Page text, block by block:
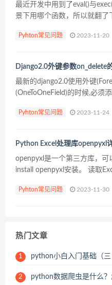
最近开发中用到了eval()与
景下用哪个函数，所以就翻了
达式的值。也就是说它要执...
Pyhton常见问题 2023-11-20
Django2.0外键参数on_delete
最新的django2.0使用外键
(OneToOneField)的时候,必须
是没有给外...
Pyhton常见问题 2023-11-24
Python Excel处理库openpyxl
openpyxl是一个第三方库，可
install openpyxl安装。 读取
Pyhton常见问题 2023-11-30
热门文章
1 python小白入门基础（三
2 python数据爬虫是什么？